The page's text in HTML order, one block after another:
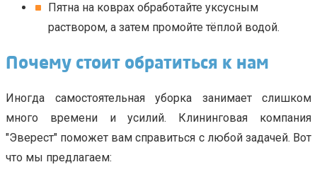
Пятна на коврах обработайте уксусным
раствором, а затем промойте тёплой водой.
Почему стоит обратиться к нам
Иногда самостоятельная уборка занимает слишком
много времени и усилий. Клининговая компания
"Эверест" поможет вам справиться с любой задачей. Вот
что мы предлагаем: